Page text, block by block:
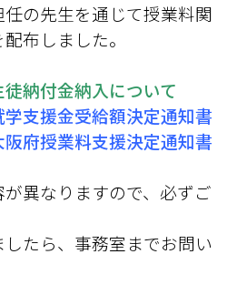
の先生を通じて授業料関
布しました。
納付金納入について
支援金受給額決定通知書
授業料支援決定通知書
異なりますので、必ずご
たら、事務室までお問い